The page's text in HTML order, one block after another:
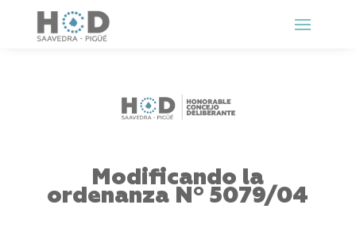
Modificando la
ordenanza Nº 5079/04